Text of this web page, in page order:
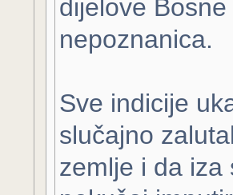
dijelove
nepoznanica.
Sve indicije
slučajno
zemlje i da iza